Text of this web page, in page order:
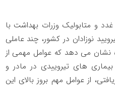
و متابولیک وزرات بهداشت با
نوزادان در کشور، چند عاملی
نشان می دهد که عوامل مهمی از
های تیروییدی در مادر و
از عوامل مهم بروز بالای این